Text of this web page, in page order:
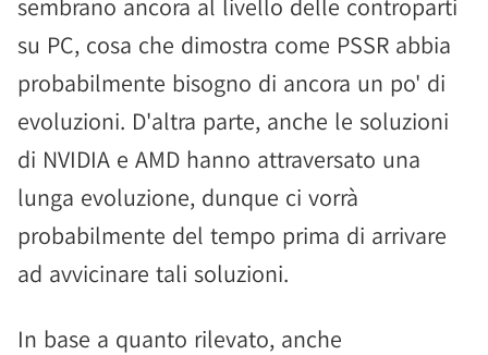
sembrano ancora al livello delle controparti
su PC, cosa che dimostra come PSSR abbia
probabilmente bisogno di ancora un po' di
evoluzioni. D'altra parte, anche le soluzioni
di NVIDIA e AMD hanno attraversato una
lunga evoluzione, dunque ci vorrà
probabilmente del tempo prima di arrivare
ad avvicinare tali soluzioni.
In base a quanto rilevato, anche